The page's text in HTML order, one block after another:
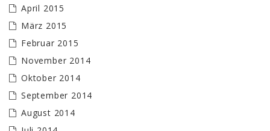
April 2015
März 2015
Februar 2015
November 2014
Oktober 2014
September 2014
August 2014